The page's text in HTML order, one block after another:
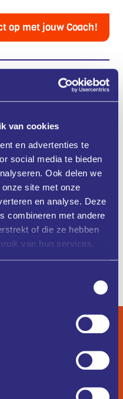
van cookies
en advertenties te
social media te bieden
Ook delen we
site met onze
en analyse. Deze
combineren met andere
of die ze hebben
van hun services.
op met jouw Coach!
in de
Overijssel 16:30